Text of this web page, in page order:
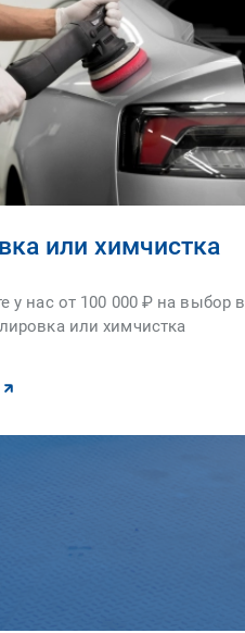
или химчистка
у нас от 100 000 ₽ на выбор в
или химчистка